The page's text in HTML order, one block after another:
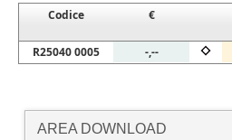
Codice €
R25040 0005
-,--
AREA DOWNLOAD